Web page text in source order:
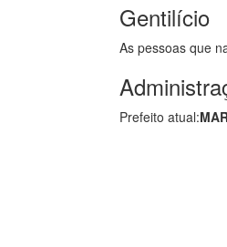
Gentilício
As pessoas que
Prefeito atual: